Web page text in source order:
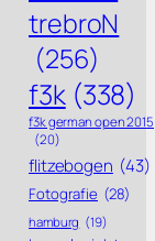
trebroN
(256)
f3k (338)
f3k german open 2015
(20)
flitzebogen (43)
Fotografie (28)
hamburg (19)